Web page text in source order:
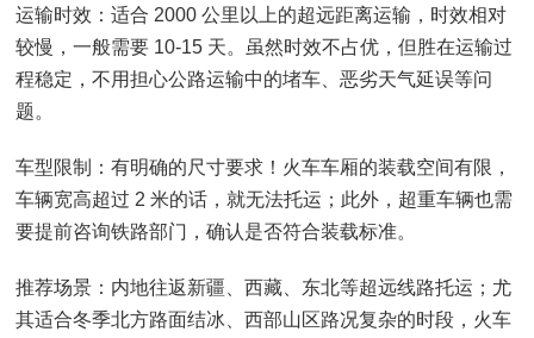
运输时效：适合 2000 公里以上的超远距离运输，时效相对
较慢，一般需要 10-15 天。虽然时效不占优，但胜在运输过
程稳定，不用担心公路运输中的堵车、恶劣天气延误等问
题。
车型限制：有明确的尺寸要求！火车车厢的装载空间有限，
车辆宽高超过 2 米的话，就无法托运；此外，超重车辆也需
要提前咨询铁路部门，确认是否符合装载标准。
推荐场景：内地往返新疆、西藏、东北等超远线路托运；尤
其适合冬季北方路面结冰、西部山区路况复杂的时段，火车